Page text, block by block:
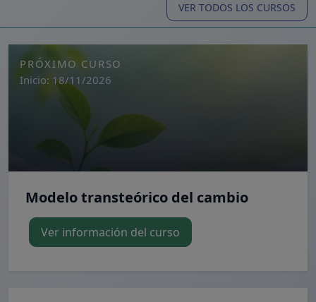
VER TODOS LOS CURSOS
PRÓXIMO CURSO
Inicio: 18/11/2026
Modelo transteórico del cambio
Ver información del curso